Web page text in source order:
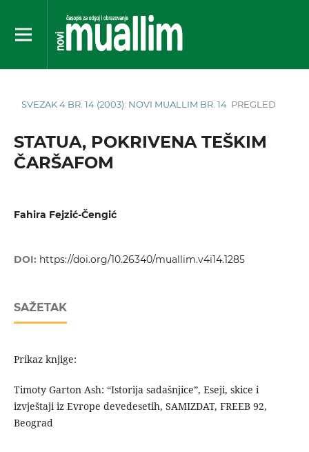
SVEZAK 4 BR. 14 (2003): NOVI MUALLIM BR. 14 PREGLED
STATUA, POKRIVENA TEŠKIM
ČARŠAFOM
Fahira Fejzić-Čengić
DOI: https://doi.org/10.26340/muallim.v4i14.1285
SAŽETAK
Prikaz knjige:
Timoty Garton Ash: “Istorija sadašnjice”, Eseji, skice i
izvještaji iz Evrope devedesetih, SAMIZDAT, FREEB 92,
Beograd